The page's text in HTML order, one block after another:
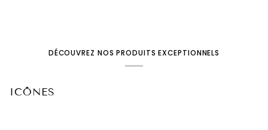
DÉCOUVREZ NOS PRODUITS EXCEPTIONNELS
ICÔNES